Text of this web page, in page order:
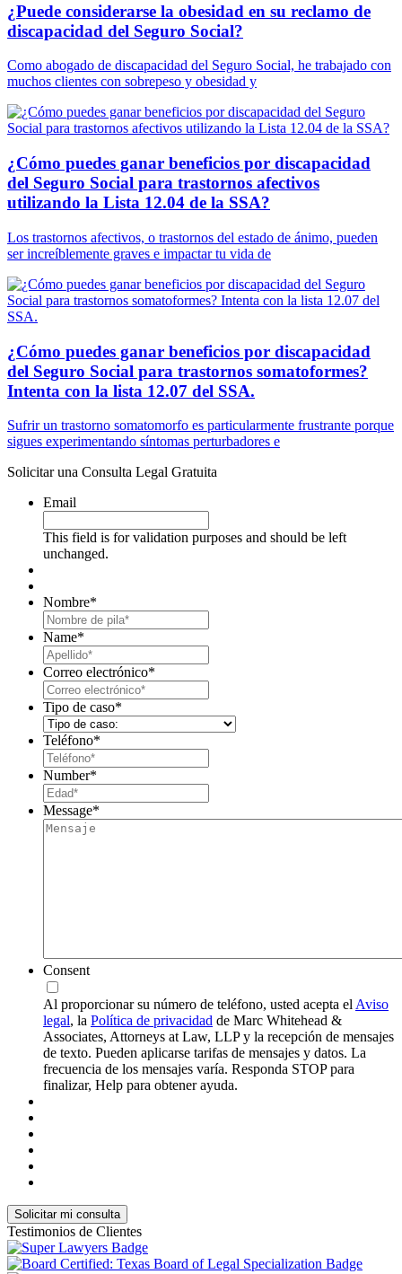
¿Puede considerarse la obesidad en su reclamo de
discapacidad del Seguro Social?
Como abogado de discapacidad del Seguro Social, he trabajado con
muchos clientes con sobrepeso y obesidad y
¿Cómo puedes ganar beneficios por discapacidad
del Seguro Social para trastornos afectivos
utilizando la Lista 12.04 de la SSA?
Los trastornos afectivos, o trastornos del estado de ánimo, pueden
ser increíblemente graves e impactar tu vida de
¿Cómo puedes ganar beneficios por discapacidad
del Seguro Social para trastornos somatoformes?
Intenta con la lista 12.07 del SSA.
Sufrir un trastorno somatomorfo es particularmente frustrante porque
sigues experimentando síntomas perturbadores e
Solicitar una Consulta Legal Gratuita
Email
This field is for validation purposes and should be left
unchanged.
Nombre*
Name*
Correo electrónico*
Tipo de caso*
Teléfono*
Number*
Message*
Consent
Al proporcionar su número de teléfono, usted acepta el Aviso
legal, la Política de privacidad de Marc Whitehead &
Associates, Attorneys at Law, LLP y la recepción de mensajes
de texto. Pueden aplicarse tarifas de mensajes y datos. La
frecuencia de los mensajes varía. Responda STOP para
finalizar, Help para obtener ayuda.
Testimonios de Clientes